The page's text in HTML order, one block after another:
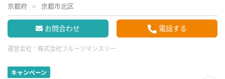
京都府 京都市北区
お問合わせ 電話する
運営会社： 株式会社フルーツマンスリー
キャンペーン